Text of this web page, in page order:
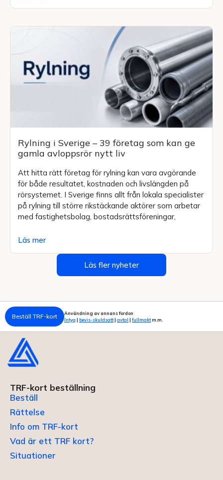
Rylning i Sverige – 39 företag som kan ge
gamla avloppsrör nytt liv
Att hitta rätt företag för rylning kan vara avgörande
för både resultatet, kostnaden och livslängden på
rörsystemet. I Sverige finns allt från lokala specialister
på rylning till större rikstäckande aktörer som arbetar
med fastighetsbolag, bostadsrättsföreningar,
Läs mer
Läs fler nyheter
Beställ TRF-kort
Användning av annans fordon
Intyg | bevis-skuldsatt| avtal | fullmaktm.m.
TRF-kort beställning
Beställ
Rättelse
Info om TRF-kort
Vad är ett TRF kort?
Situationer